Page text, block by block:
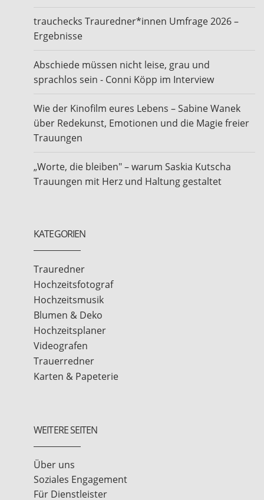
trauchecks Trauredner*innen Umfrage 2026 –
Ergebnisse
Abschiede müssen nicht leise, grau und
sprachlos sein - Conni Köpp im Interview
Wie der Kinofilm eures Lebens – Sabine Wanek
über Redekunst, Emotionen und die Magie freier
Trauungen
„Worte, die bleiben" – warum Saskia Kutscha
Trauungen mit Herz und Haltung gestaltet
KATEGORIEN
Trauredner
Hochzeitsfotograf
Hochzeitsmusik
Blumen & Deko
Hochzeitsplaner
Videografen
Trauerredner
Karten & Papeterie
WEITERE SEITEN
Über uns
Soziales Engagement
Für Dienstleister